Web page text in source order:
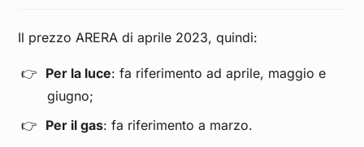
Il prezzo ARERA di aprile 2023, quindi:
Per la luce: fa riferimento ad aprile, maggio e
giugno;
Per il gas: fa riferimento a marzo.